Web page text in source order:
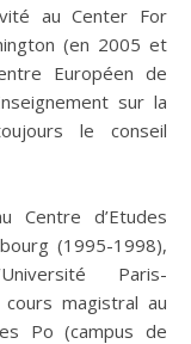
au Center For
(en 2005 et
Européen de
sur la
le conseil
Centre d’Etudes
(1995-1998),
Paris-
magistral au
Po (campus de